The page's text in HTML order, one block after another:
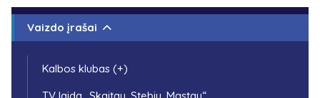
Vaizdo įrašai
Kalbos klubas (+)